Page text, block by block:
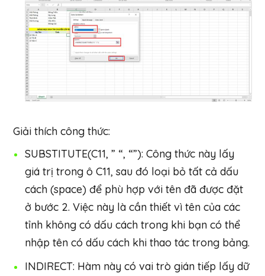
Giải thích công thức:
SUBSTITUTE(C11, ” “, “”): Công thức này lấy
giá trị trong ô C11, sau đó loại bỏ tất cả dấu
cách (space) để phù hợp với tên đã được đặt
ở bước 2. Việc này là cần thiết vì tên của các
tỉnh không có dấu cách trong khi bạn có thể
nhập tên có dấu cách khi thao tác trong bảng.
INDIRECT: Hàm này có vai trò gián tiếp lấy dữ